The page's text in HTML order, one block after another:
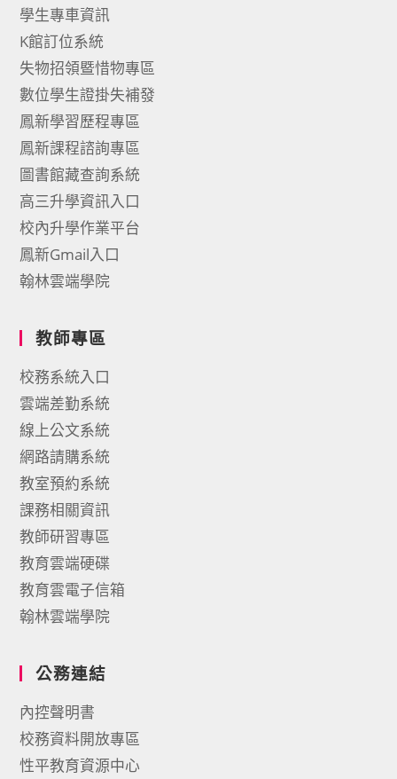
學生專車資訊
K館訂位系統
失物招領暨惜物專區
數位學生證掛失補發
鳳新學習歷程專區
鳳新課程諮詢專區
圖書館藏查詢系統
高三升學資訊入口
校內升學作業平台
鳳新Gmail入口
翰林雲端學院
教師專區
校務系統入口
雲端差勤系統
線上公文系統
網路請購系統
教室預約系統
課務相關資訊
教師研習專區
教育雲端硬碟
教育雲電子信箱
翰林雲端學院
公務連結
內控聲明書
校務資料開放專區
性平教育資源中心